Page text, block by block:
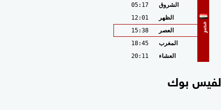
مصر
الشروق
05:17
الظهر
12:01
العصر
15:38
المغرب
18:45
العشاء
20:11
بوك